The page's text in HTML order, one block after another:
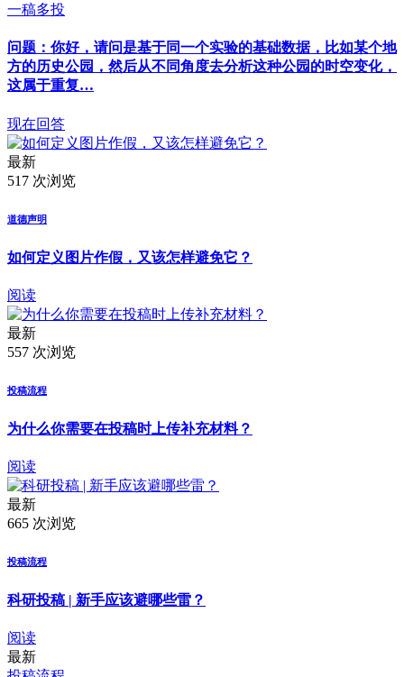
一稿多投
问题：你好，请问是基于同一个实验的基础数据，比如某个地
方的历史公园，然后从不同角度去分析这种公园的时空变化，
这属于重复…
现在回答
最新
517 次浏览
道德声明
如何定义图片作假，又该怎样避免它？
阅读
最新
557 次浏览
投稿流程
为什么你需要在投稿时上传补充材料？
阅读
最新
665 次浏览
投稿流程
科研投稿 | 新手应该避哪些雷？
阅读
最新